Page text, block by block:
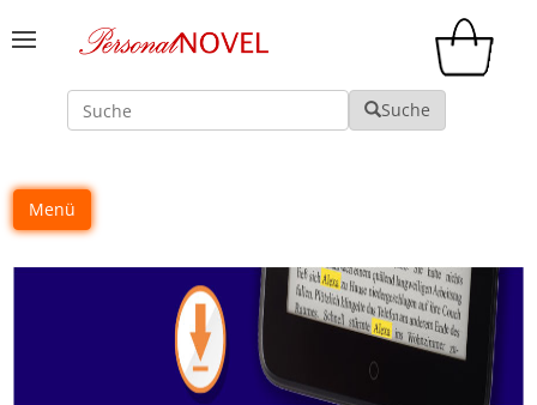
Suche Suche
Menü